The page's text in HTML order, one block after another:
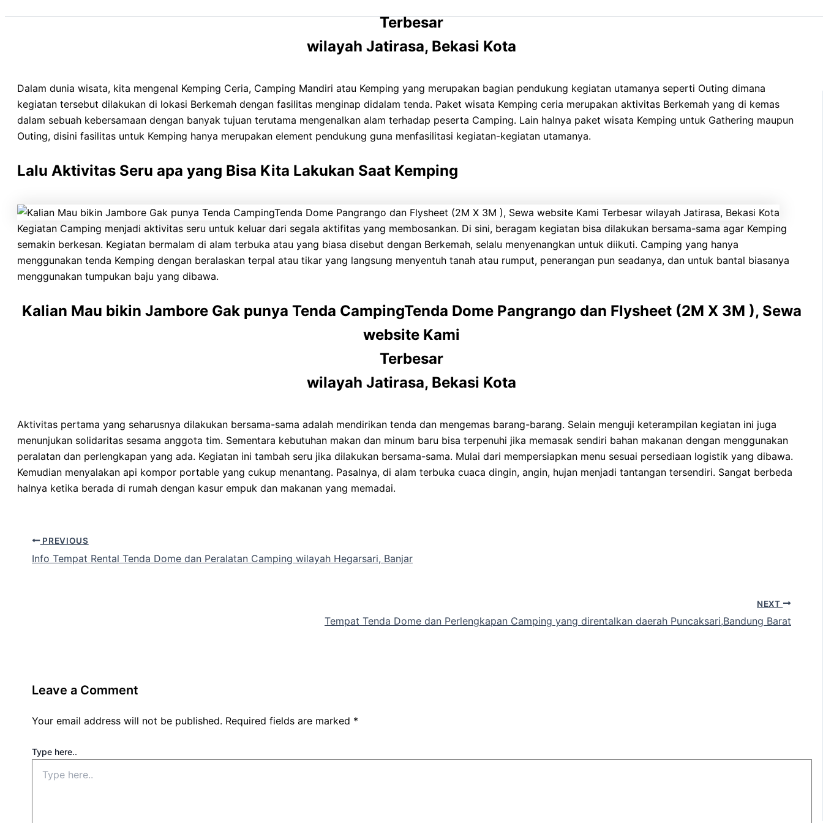
Terbesar
wilayah Jatirasa, Bekasi Kota
Dalam dunia wisata, kita mengenal Kemping Ceria, Camping Mandiri atau Kemping yang merupakan bagian pendukung kegiatan utamanya seperti Outing dimana
kegiatan tersebut dilakukan di lokasi Berkemah dengan fasilitas menginap didalam tenda. Paket wisata Kemping ceria merupakan aktivitas Berkemah yang di kemas
dalam sebuah kebersamaan dengan banyak tujuan terutama mengenalkan alam terhadap peserta Camping. Lain halnya paket wisata Kemping untuk Gathering maupun
Outing, disini fasilitas untuk Kemping hanya merupakan element pendukung guna menfasilitasi kegiatan-kegiatan utamanya.
Lalu Aktivitas Seru apa yang Bisa Kita Lakukan Saat Kemping
Kegiatan Camping menjadi aktivitas seru untuk keluar dari segala aktifitas yang membosankan. Di sini, beragam kegiatan bisa dilakukan bersama-sama agar Kemping
semakin berkesan. Kegiatan bermalam di alam terbuka atau yang biasa disebut dengan Berkemah, selalu menyenangkan untuk diikuti. Camping yang hanya
menggunakan tenda Kemping dengan beralaskan terpal atau tikar yang langsung menyentuh tanah atau rumput, penerangan pun seadanya, dan untuk bantal biasanya
menggunakan tumpukan baju yang dibawa.
Kalian Mau bikin Jambore Gak punya Tenda CampingTenda Dome Pangrango dan Flysheet (2M X 3M ), Sewa
website Kami
Terbesar
wilayah Jatirasa, Bekasi Kota
Aktivitas pertama yang seharusnya dilakukan bersama-sama adalah mendirikan tenda dan mengemas barang-barang. Selain menguji keterampilan kegiatan ini juga
menunjukan solidaritas sesama anggota tim. Sementara kebutuhan makan dan minum baru bisa terpenuhi jika memasak sendiri bahan makanan dengan menggunakan
peralatan dan perlengkapan yang ada. Kegiatan ini tambah seru jika dilakukan bersama-sama. Mulai dari mempersiapkan menu sesuai persediaan logistik yang dibawa.
Kemudian menyalakan api kompor portable yang cukup menantang. Pasalnya, di alam terbuka cuaca dingin, angin, hujan menjadi tantangan tersendiri. Sangat berbeda
halnya ketika berada di rumah dengan kasur empuk dan makanan yang memadai.
PREVIOUS
Info Tempat Rental Tenda Dome dan Peralatan Camping wilayah Hegarsari, Banjar
NEXT
Tempat Tenda Dome dan Perlengkapan Camping yang direntalkan daerah Puncaksari,Bandung Barat
Leave a Comment
Your email address will not be published. Required fields are marked *
Type here..